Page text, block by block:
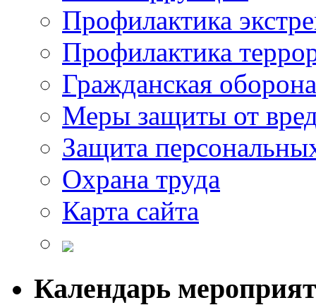
Профилактика
Профилактика
Гражданская оборона
Меры защиты от
Защита
Охрана труда
Карта сайта
Календарь